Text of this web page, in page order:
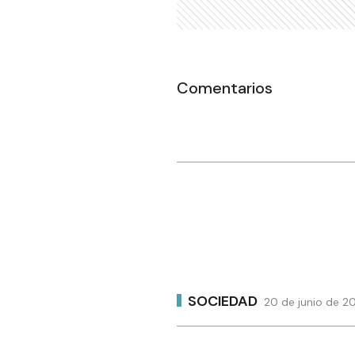
Comentarios
SOCIEDAD 20 de junio de